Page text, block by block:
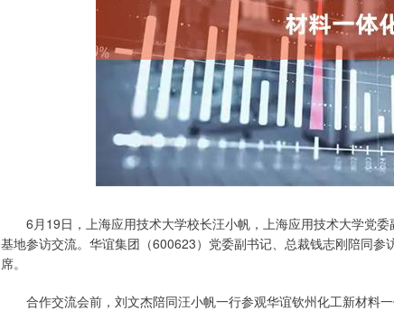
6月19日，上海应用技术大学校长汪小帆，上海应用技术大学党委
基地参访交流。华谊集团（600623）党委副书记、总裁钱志刚陪同
席。
合作交流会前，刘文杰陪同汪小帆一行参观华谊钦州化工新材料一